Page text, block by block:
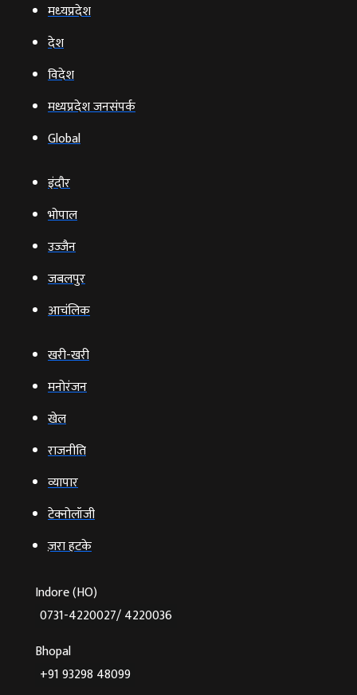
मध्‍यप्रदेश
देश
विदेश
मध्यप्रदेश जनसंपर्क
Global
इंदौर
भोपाल
उज्‍जैन
जबलपुर
आचंलिक
खरी-खरी
मनोरंजन
खेल
राजनीति
व्‍यापार
टेक्‍नोलॉजी
ज़रा हटके
Indore (HO)
0731-4220027/ 4220036
Bhopal
+91 93298 48099